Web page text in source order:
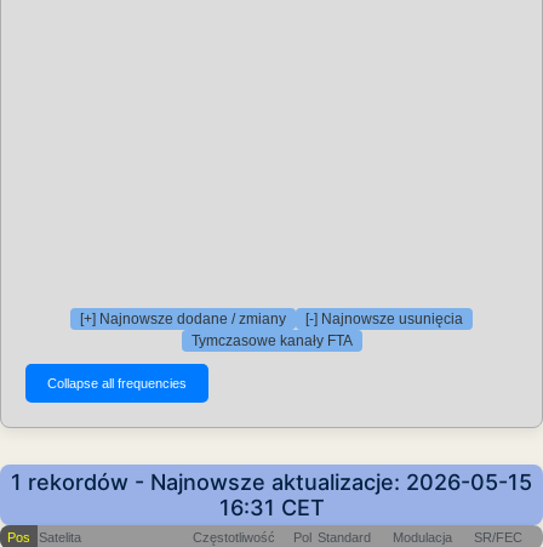
[+] Najnowsze dodane / zmiany
[-] Najnowsze usunięcia
Tymczasowe kanały FTA
1 rekordów - Najnowsze aktualizacje: 2026-05-15
16:31 CET
Pos Satelita Częstotliwość Pol Standard Modulacja SR/FEC